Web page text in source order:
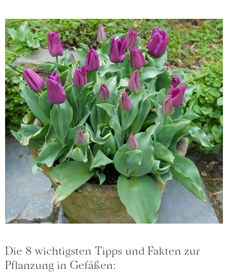
Die 8 wichtigsten Tipps und Fakten zur
Pflanzung in Gefäßen: